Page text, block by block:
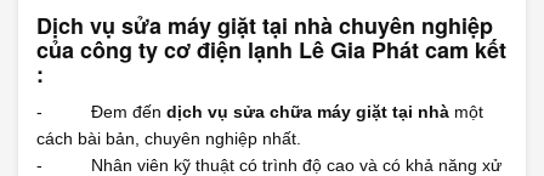
Dịch vụ sửa máy giặt tại nhà chuyên nghiệp
của công ty cơ điện lạnh Lê Gia Phát cam kết
:
- Đem đến dịch vụ sửa chữa máy giặt tại nhà một
cách bài bản, chuyên nghiệp nhất.
- Nhân viên kỹ thuật có trình độ cao và có khả năng xử